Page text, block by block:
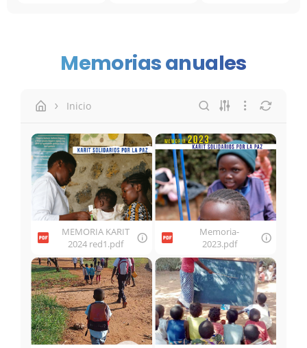
Memorias anuales
Inicio
MEMORIA KARIT
2024 red1.pdf
Memoria-
2023.pdf